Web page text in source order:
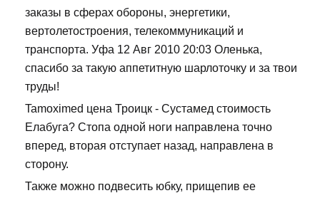
заказы в сферах обороны, энергетики,
вертолетостроения, телекоммуникаций и
транспорта. Уфа 12 Авг 2010 20:03 Оленька,
спасибо за такую аппетитную шарлоточку и за твои
труды!
Tamoximed цена Троицк - Сустамед стоимость
Елабуга? Стопа одной ноги направлена точно
вперед, вторая отступает назад, направлена в
сторону.
Также можно подвесить юбку, прищепив ее